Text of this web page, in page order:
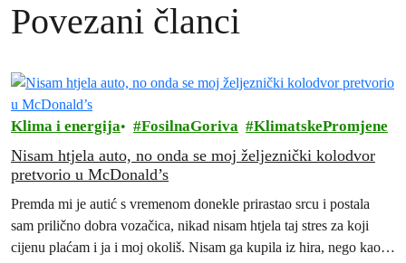
Povezani članci
Klima i energija FosilnaGoriva KlimatskePromjene
Nisam htjela auto, no onda se moj željeznički kolodvor
pretvorio u McDonald’s
Premda mi je autić s vremenom donekle prirastao srcu i postala
sam prilično dobra vozačica, nikad nisam htjela taj stres za koji
cijenu plaćam i ja i moj okoliš. Nisam ga kupila iz hira, nego kao